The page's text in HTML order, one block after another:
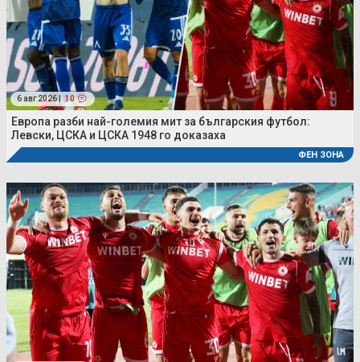
6 авг 2026 | 10
Европа разби най-големия мит за българския футбол:
Левски, ЦСКА и ЦСКА 1948 го доказаха
ФЕН ЗОНА